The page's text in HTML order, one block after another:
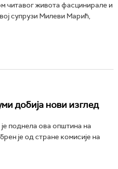
читавог живота фасцинирале и
супрузи Милеви Марић,
добија нови изглед
поднела ова општина на
је од стране комисије на